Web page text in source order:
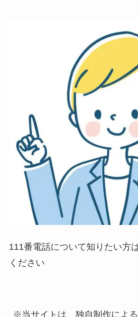
111番電話について知りたい方
ください
※当サイトは、独自制作によ